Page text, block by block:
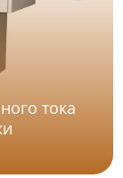
тока